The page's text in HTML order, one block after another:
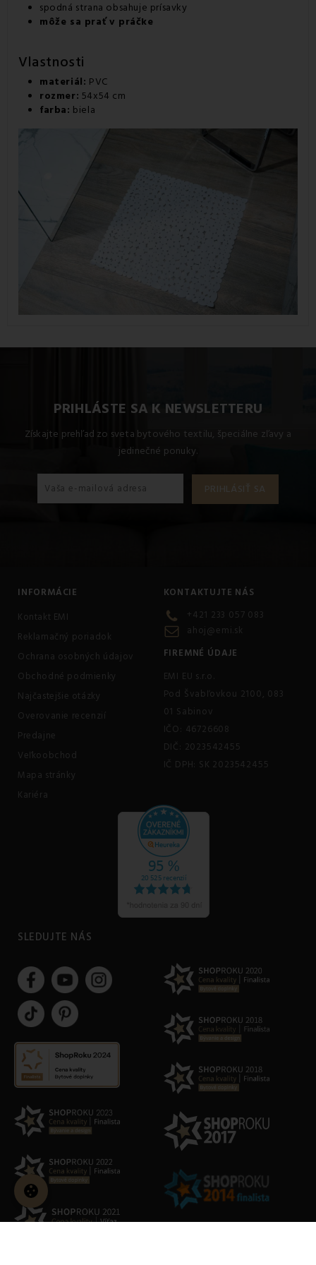
spodná strana obsahuje prísavky
môže sa prať v práčke
Vlastnosti
materiál: PVC
rozmer: 54x54 cm
farba: biela
PRIHLÁSTE SA K NEWSLETTERU
Získajte prehľad zo sveta bytového textilu, špeciálne zľavy a
jedinečné ponuky.
INFORMÁCIE
Kontakt EMI
Reklamačný poriadok
Ochrana osobných údajov
Obchodné podmienky
Najčastejšie otázky
Overovanie recenzií
Predajne
Veľkoobchod
Mapa stránky
Kariéra
KONTAKTUJTE NÁS
+421 233 057 083
ahoj@emi.sk
FIREMNÉ ÚDAJE
EMI EU s.r.o.
Pod Švabľovkou 2100, 083
01 Sabinov
IČO: 46726608
DIČ: 2023542455
IČ DPH: SK 2023542455
SLEDUJTE NÁS